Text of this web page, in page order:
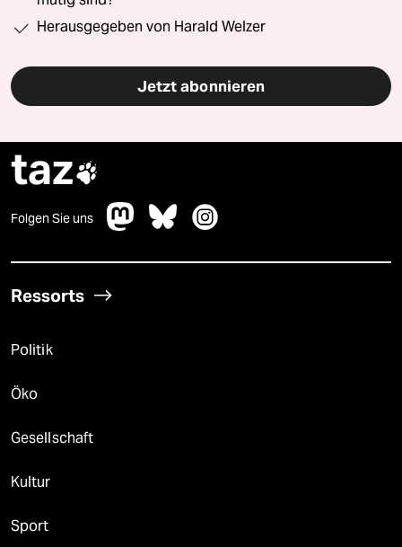
Herausgegeben von Harald Welzer
Jetzt abonnieren
taz
Folgen Sie uns
Ressorts
Politik
Öko
Gesellschaft
Kultur
Sport